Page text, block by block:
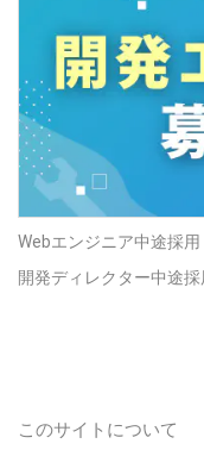
Webエンジニア中途採用
開発ディレクター中途採
このサイトについて